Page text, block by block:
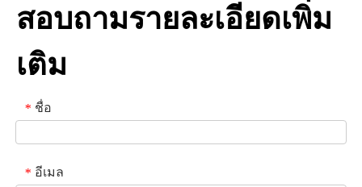
สอบถามรายละเอียดเพิ่ม
เติม
* ชื่อ
* อีเมล